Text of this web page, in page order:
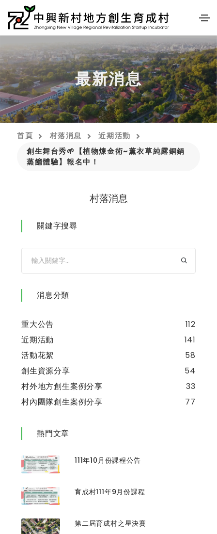
最新消息
首頁 村落消息
近期活動
創生舞台秀🌱【植物煉金術~薰衣草純露銅鍋
蒸餾體驗】報名中！
村落消息
關鍵字搜尋
消息分類
重大公告
112
近期活動
141
活動花絮
58
創生資源分享
54
村外地方創生案例分享
33
村內團隊創生案例分享
77
熱門文章
111年10月份課程公告
育成村111年9月份課程
第二屆育成村之星決賽